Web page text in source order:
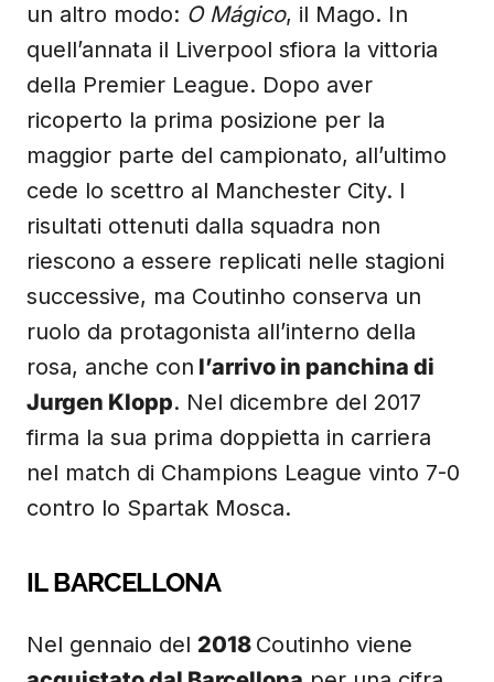
un altro modo: O Mágico, il Mago. In
quell’annata il Liverpool sfiora la vittoria
della Premier League. Dopo aver
ricoperto la prima posizione per la
maggior parte del campionato, all’ultimo
cede lo scettro al Manchester City. I
risultati ottenuti dalla squadra non
riescono a essere replicati nelle stagioni
successive, ma Coutinho conserva un
ruolo da protagonista all’interno della
rosa, anche con l’arrivo in panchina di
Jurgen Klopp. Nel dicembre del 2017
firma la sua prima doppietta in carriera
nel match di Champions League vinto 7-0
contro lo Spartak Mosca.
IL BARCELLONA
Nel gennaio del 2018 Coutinho viene